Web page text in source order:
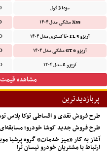
مزدا 3 فول
X55 مشکی مدل ۱۴۰۴
آریزو 5 FL خاکستری مدل ۱۴۰۴
آریزو 6 GT مشکی مدل ۱۴۰۴
آریزو 8 مدل ۱۴۰۴
مشاهده
پربازدیدترین
طرح فروش نقدی و اقساطی توکا پلاس
طرح فروش جدید کوشا خودرو؛
آغاز به کار «میز خدمات» گروه پرشیا
ارتباط با مشتریان خودرو نیسان ترا